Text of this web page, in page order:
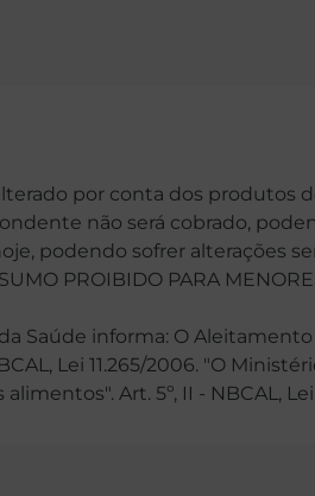
por conta dos produtos
não será cobrado,
podendo sofrer alterações
PROIBIDO PARA
da Saúde informa: O
Lei 11.265/2006. "O
Art. 5º, II - NBCAL, Lei